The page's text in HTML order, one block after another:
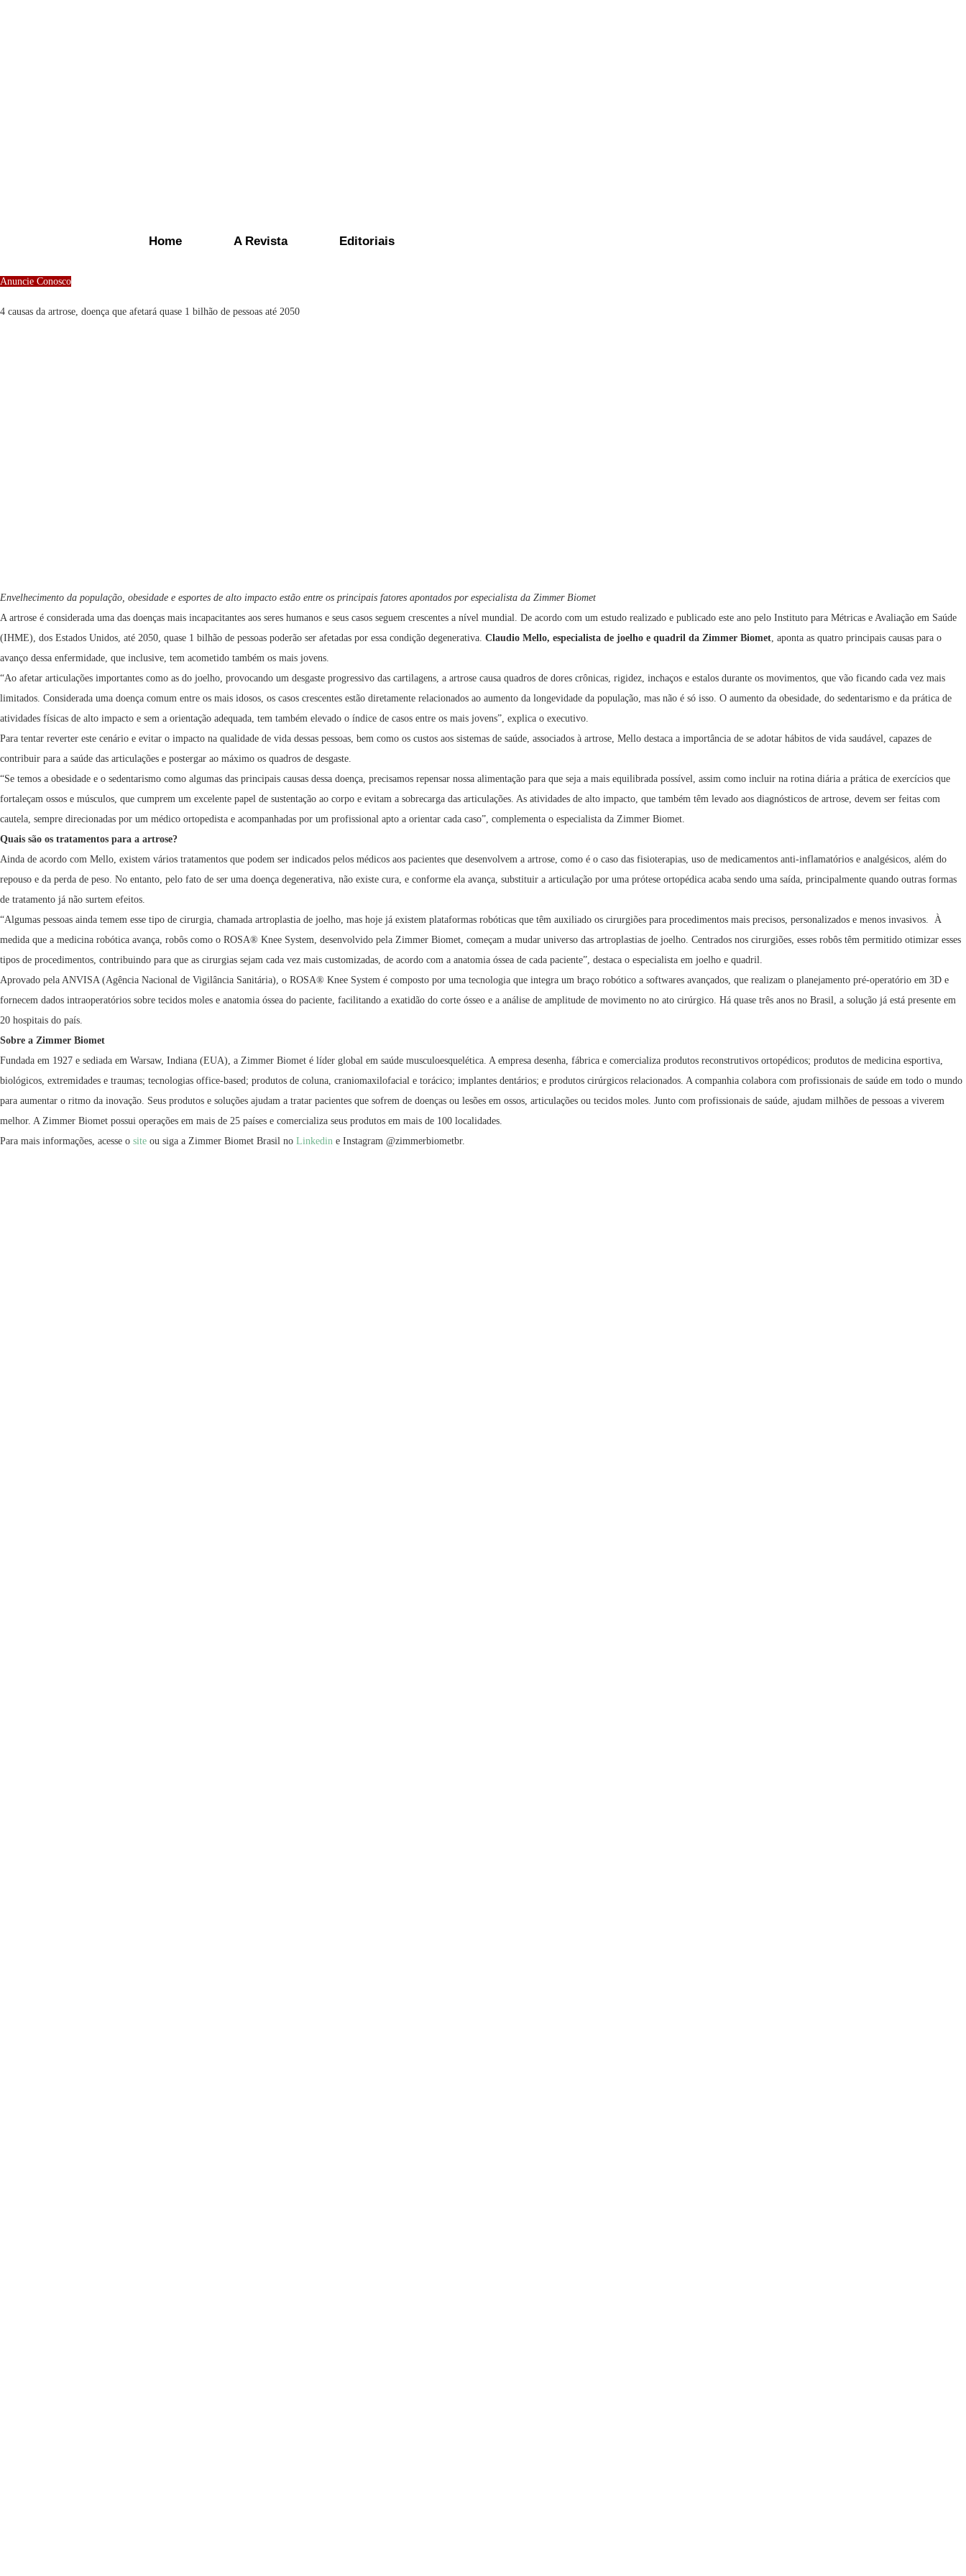
Home A Revista Editoriais
Anuncie Conosco
4 causas da artrose, doença que afetará quase 1 bilhão de pessoas até 2050
Envelhecimento da população, obesidade e esportes de alto impacto estão entre os principais fatores apontados por especialista da Zimmer Biomet
A artrose é considerada uma das doenças mais incapacitantes aos seres humanos e seus casos seguem crescentes a nível mundial. De acordo com um estudo realizado e publicado este ano pelo Instituto para Métricas e Avaliação em Saúde
(IHME), dos Estados Unidos, até 2050, quase 1 bilhão de pessoas poderão ser afetadas por essa condição degenerativa. Claudio Mello, especialista de joelho e quadril da Zimmer Biomet, aponta as quatro principais causas para o
avanço dessa enfermidade, que inclusive, tem acometido também os mais jovens.
“Ao afetar articulações importantes como as do joelho, provocando um desgaste progressivo das cartilagens, a artrose causa quadros de dores crônicas, rigidez, inchaços e estalos durante os movimentos, que vão ficando cada vez mais
limitados. Considerada uma doença comum entre os mais idosos, os casos crescentes estão diretamente relacionados ao aumento da longevidade da população, mas não é só isso. O aumento da obesidade, do sedentarismo e da prática de
atividades físicas de alto impacto e sem a orientação adequada, tem também elevado o índice de casos entre os mais jovens”, explica o executivo.
Para tentar reverter este cenário e evitar o impacto na qualidade de vida dessas pessoas, bem como os custos aos sistemas de saúde, associados à artrose, Mello destaca a importância de se adotar hábitos de vida saudável, capazes de
contribuir para a saúde das articulações e postergar ao máximo os quadros de desgaste.
“Se temos a obesidade e o sedentarismo como algumas das principais causas dessa doença, precisamos repensar nossa alimentação para que seja a mais equilibrada possível, assim como incluir na rotina diária a prática de exercícios que
fortaleçam ossos e músculos, que cumprem um excelente papel de sustentação ao corpo e evitam a sobrecarga das articulações. As atividades de alto impacto, que também têm levado aos diagnósticos de artrose, devem ser feitas com
cautela, sempre direcionadas por um médico ortopedista e acompanhadas por um profissional apto a orientar cada caso”, complementa o especialista da Zimmer Biomet.
Quais são os tratamentos para a artrose?
Ainda de acordo com Mello, existem vários tratamentos que podem ser indicados pelos médicos aos pacientes que desenvolvem a artrose, como é o caso das fisioterapias, uso de medicamentos anti-inflamatórios e analgésicos, além do
repouso e da perda de peso. No entanto, pelo fato de ser uma doença degenerativa, não existe cura, e conforme ela avança, substituir a articulação por uma prótese ortopédica acaba sendo uma saída, principalmente quando outras formas
de tratamento já não surtem efeitos.
“Algumas pessoas ainda temem esse tipo de cirurgia, chamada artroplastia de joelho, mas hoje já existem plataformas robóticas que têm auxiliado os cirurgiões para procedimentos mais precisos, personalizados e menos invasivos. À
medida que a medicina robótica avança, robôs como o ROSA® Knee System, desenvolvido pela Zimmer Biomet, começam a mudar universo das artroplastias de joelho. Centrados nos cirurgiões, esses robôs têm permitido otimizar esses
tipos de procedimentos, contribuindo para que as cirurgias sejam cada vez mais customizadas, de acordo com a anatomia óssea de cada paciente”, destaca o especialista em joelho e quadril.
Aprovado pela ANVISA (Agência Nacional de Vigilância Sanitária), o ROSA® Knee System é composto por uma tecnologia que integra um braço robótico a softwares avançados, que realizam o planejamento pré-operatório em 3D e
fornecem dados intraoperatórios sobre tecidos moles e anatomia óssea do paciente, facilitando a exatidão do corte ósseo e a análise de amplitude de movimento no ato cirúrgico. Há quase três anos no Brasil, a solução já está presente em
20 hospitais do país.
Sobre a Zimmer Biomet
Fundada em 1927 e sediada em Warsaw, Indiana (EUA), a Zimmer Biomet é líder global em saúde musculoesquelética. A empresa desenha, fábrica e comercializa produtos reconstrutivos ortopédicos; produtos de medicina esportiva,
biológicos, extremidades e traumas; tecnologias office-based; produtos de coluna, craniomaxilofacial e torácico; implantes dentários; e produtos cirúrgicos relacionados. A companhia colabora com profissionais de saúde em todo o mundo
para aumentar o ritmo da inovação. Seus produtos e soluções ajudam a tratar pacientes que sofrem de doenças ou lesões em ossos, articulações ou tecidos moles. Junto com profissionais de saúde, ajudam milhões de pessoas a viverem
melhor. A Zimmer Biomet possui operações em mais de 25 países e comercializa seus produtos em mais de 100 localidades.
Para mais informações, acesse o site ou siga a Zimmer Biomet Brasil no Linkedin e Instagram @zimmerbiometbr.